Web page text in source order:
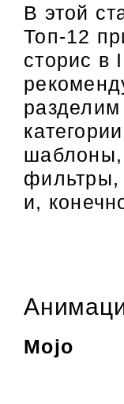
В этой
Топ-12
сторис в
и,
Mojo